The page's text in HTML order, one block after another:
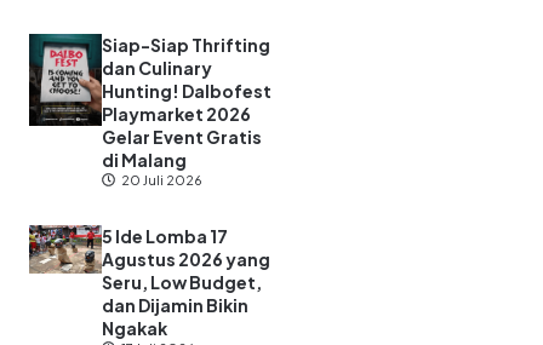
Hak Cipta indiekraf.com 2025 | Telah terdaftar di Direktorat
Jenderal Kekayaan Intelektual Kementrian Hukum dan HAM RI